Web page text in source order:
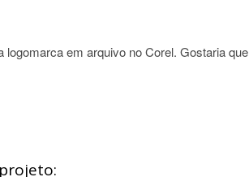
em arquivo no Corel. Gostaria que